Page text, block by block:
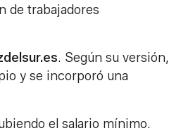
de trabajadores
. Según su versión,
y se incorporó una
el salario mínimo.